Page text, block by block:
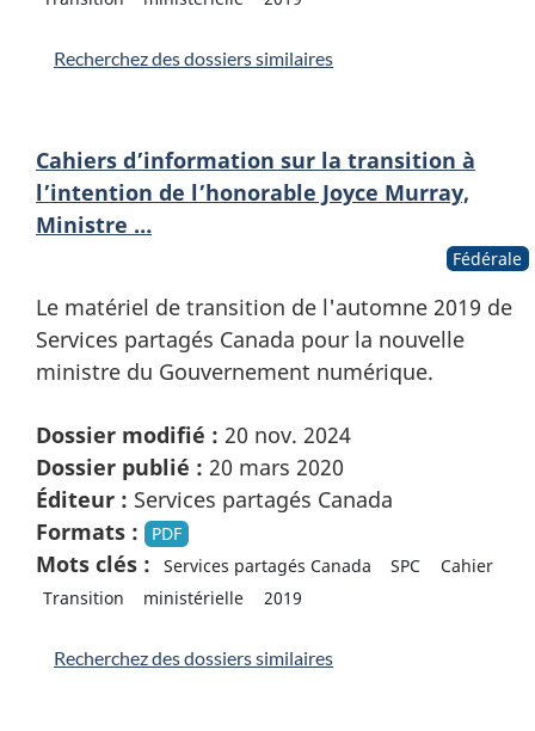
Recherchez des dossiers similaires
Cahiers d’information sur la transition à
l’intention de l’honorable Joyce Murray,
Ministre …
Fédérale
Le matériel de transition de l'automne 2019 de
Services partagés Canada pour la nouvelle
ministre du Gouvernement numérique.
Dossier modifié : 20 nov. 2024
Dossier publié : 20 mars 2020
Éditeur : Services partagés Canada
Formats :
PDF
Mots clés : Services partagés Canada SPC
Cahier
Transition
ministérielle 2019
Recherchez des dossiers similaires